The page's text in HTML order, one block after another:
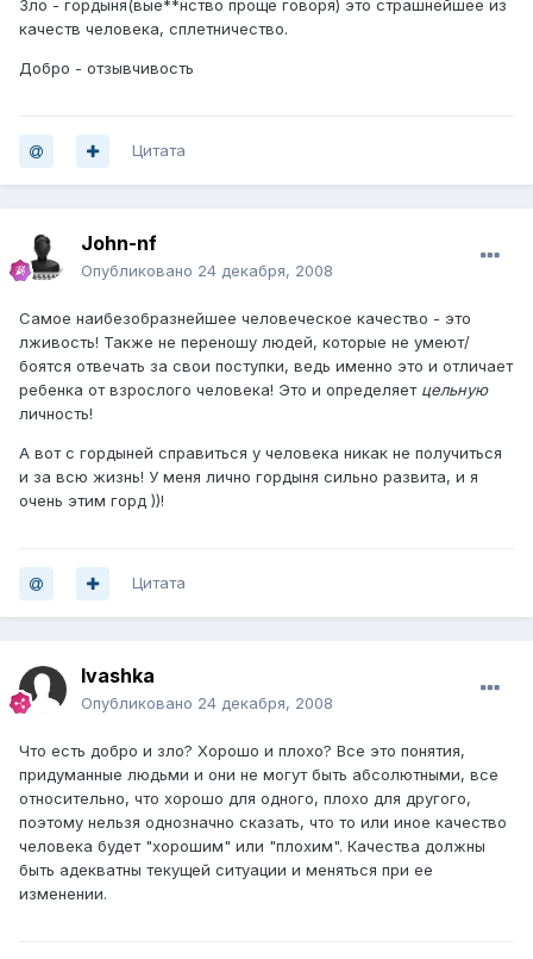
Зло - гордыня(вые**нство проще говоря) это страшнейшее из
качеств человека, сплетничество.
Добро - отзывчивость
Цитата
John-nf
Опубликовано 24 декабря, 2008
Самое наибезобразнейшее человеческое качество - это
лживость! Также не переношу людей, которые не умеют/
боятся отвечать за свои поступки, ведь именно это и отличает
ребенка от взрослого человека! Это и определяет цельную
личность!
А вот с гордыней справиться у человека никак не получиться
и за всю жизнь! У меня лично гордыня сильно развита, и я
очень этим горд ))!
Цитата
Ivashka
Опубликовано 24 декабря, 2008
Что есть добро и зло? Хорошо и плохо? Все это понятия,
придуманные людьми и они не могут быть абсолютными, все
относительно, что хорошо для одного, плохо для другого,
поэтому нельзя однозначно сказать, что то или иное качество
человека будет "хорошим" или "плохим". Качества должны
быть адекватны текущей ситуации и меняться при ее
изменении.